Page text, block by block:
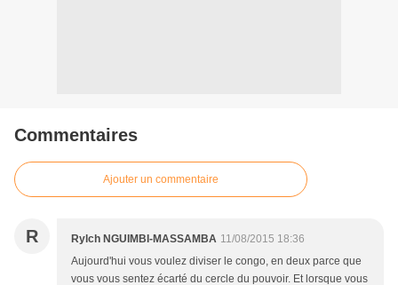
Commentaires
Ajouter un commentaire
R Rylch NGUIMBI-MASSAMBA 11/08/2015 18:36
Aujourd'hui vous voulez diviser le congo, en deux parce que
vous vous sentez écarté du cercle du pouvoir. Et lorsque vous